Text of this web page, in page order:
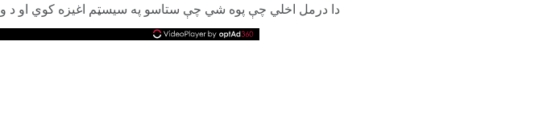
دا درمل اخلي چې پوه شي چې ستاسو په سیسټم اغیزه کوي او د